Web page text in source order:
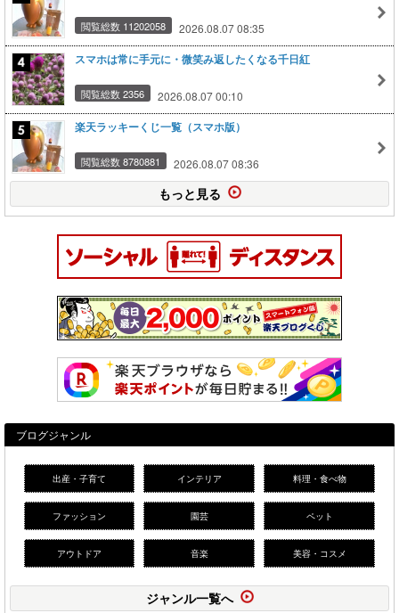
閲覧総数 11202058 2026.08.07 08:35
スマホは常に手元に・微笑み返したくなる千日紅
閲覧総数 2356 2026.08.07 00:10
楽天ラッキーくじ一覧（スマホ版）
閲覧総数 8780881 2026.08.07 08:36
もっと見る
ブログジャンル
出産・子育て インテリア 料理・食べ物
ファッション 園芸 ペット
アウトドア 音楽 美容・コスメ
ジャンル一覧へ